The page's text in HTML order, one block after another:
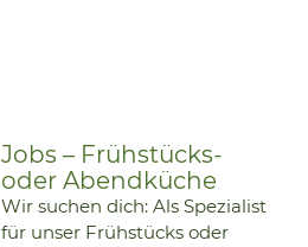
Jobs – Frühstücks-
oder Abendküche
Wir suchen dich: Als Spezialist
für unser Frühstücks oder